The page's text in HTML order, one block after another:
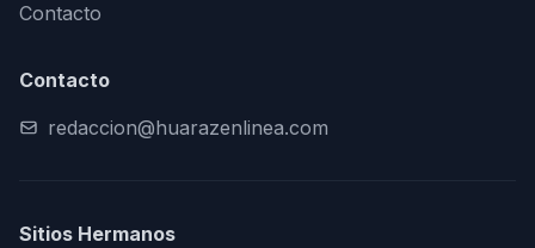
Contacto
Contacto
redaccion@huarazenlinea.com
Sitios Hermanos